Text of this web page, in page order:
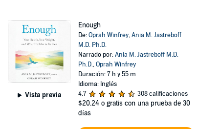
Vista previa
Enough
De:Oprah Winfrey,Ania M. Jastreboff
M.D. Ph.D.
Narrado por:Ania M. Jastreboff M.D.
Ph.D.,Oprah Winfrey
Duración: 7 h y 55 m
Idioma: Inglés
4.7
308 calificaciones
$20.24 o gratis con una prueba de 30
días